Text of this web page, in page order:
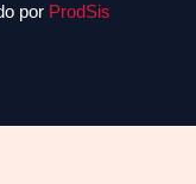
por ProdSis